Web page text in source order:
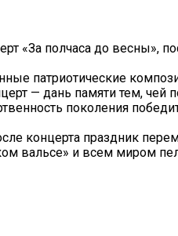
«За полчаса до весны»,
патриотические
— дань памяти тем, чей
поколения
концерта праздник
вальсе» и всем миром